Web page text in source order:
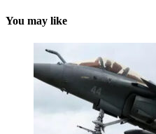
You may like